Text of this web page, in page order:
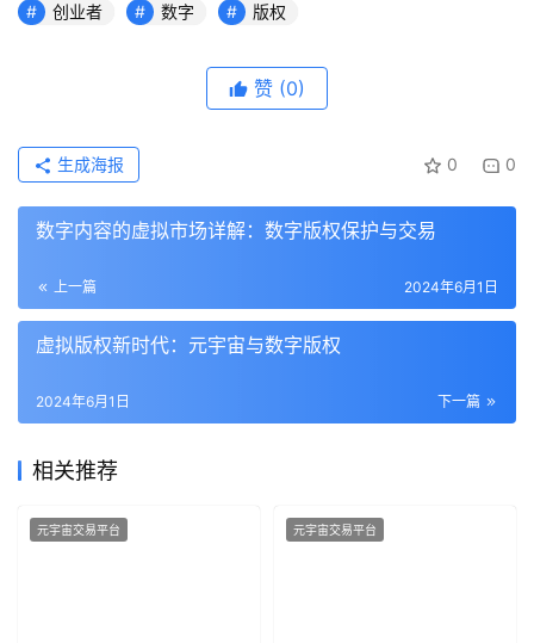
创业者 数字 版权
赞 (0)
0 0
生成海报
数字内容的虚拟市场详解：数字版权保护与交易
上一篇 2024年6月1日
虚拟版权新时代：元宇宙与数字版权
下一篇
2024年6月1日
相关推荐
元宇宙交易平台 元宇宙交易平台